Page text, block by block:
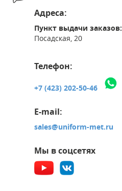
Адреса:
Пункт выдачи заказов:
Посадская, 20
Телефон:
+7 (423) 202-50-46
E-mail:
sales@uniform-met.ru
Мы в соцсетях